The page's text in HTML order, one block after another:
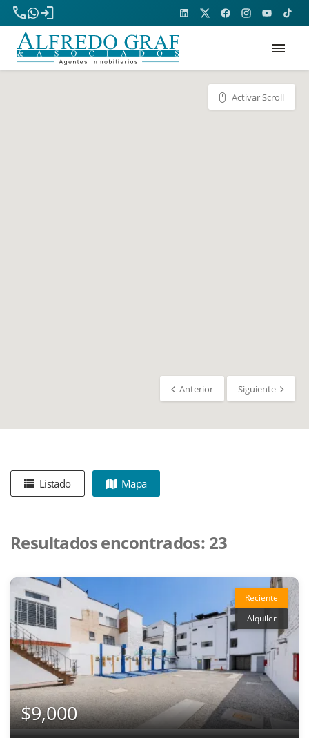
phone
login
menu
Activar Scroll
Anterior Siguiente
Listado Mapa
Resultados encontrados: 23
Reciente
Alquiler
$9,000